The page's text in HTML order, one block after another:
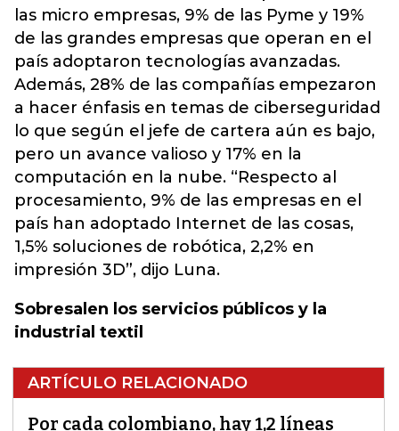
las micro empresas, 9% de las Pyme y 19%
de las grandes empresas que operan en el
país adoptaron tecnologías avanzadas.
Además, 28% de las compañías empezaron
a hacer énfasis en temas de ciberseguridad
lo que según el jefe de cartera aún es bajo,
pero un avance valioso y 17% en la
computación en la nube. “Respecto al
procesamiento, 9% de las empresas en el
país han adoptado Internet de las cosas,
1,5% soluciones de robótica, 2,2% en
impresión 3D”, dijo Luna.
Sobresalen los servicios públicos y la
industrial textil
ARTÍCULO RELACIONADO
Por cada colombiano, hay 1,2 líneas